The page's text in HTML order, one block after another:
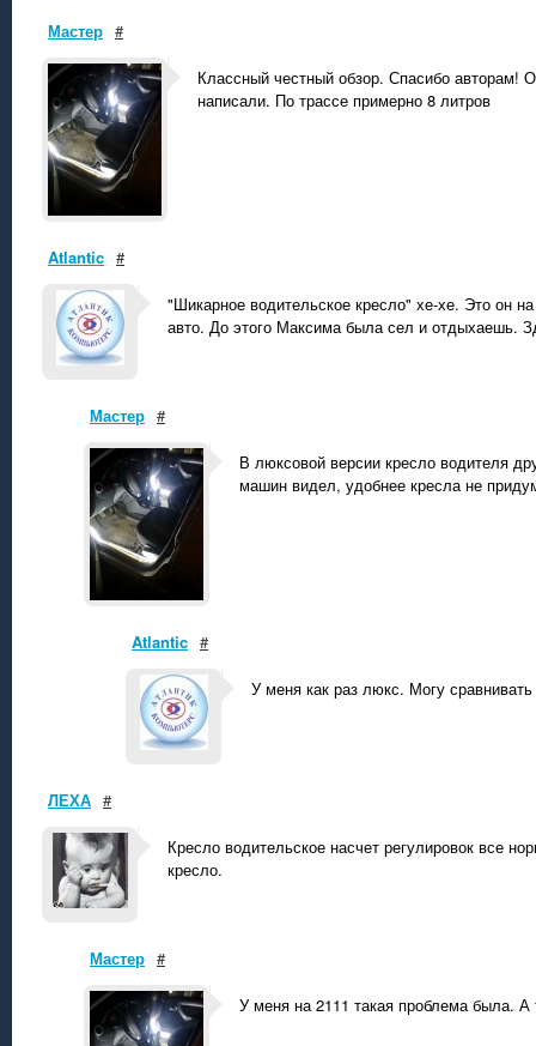
Мастер #
Классный честный обзор. Спасибо авторам!
написали. По трассе примерно 8 литров
Atlantic #
"Шикарное водительское кресло" хе-хе. Это он
авто. До этого Максима была сел и отдыхаешь.
Мастер #
В люксовой версии кресло водителя
машин видел, удобнее кресла не
Atlantic #
У меня как раз люкс. Могу
ЛЕХА #
Кресло водительское насчет регулировок все
кресло.
Мастер #
У меня на 2111 такая проблема была.